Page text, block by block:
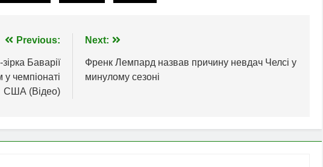
Previous:
Баварії
чемпіонаті
США (Відео)
Next:
Френк Лемпард назвав причину невдач Челсі у
минулому сезоні